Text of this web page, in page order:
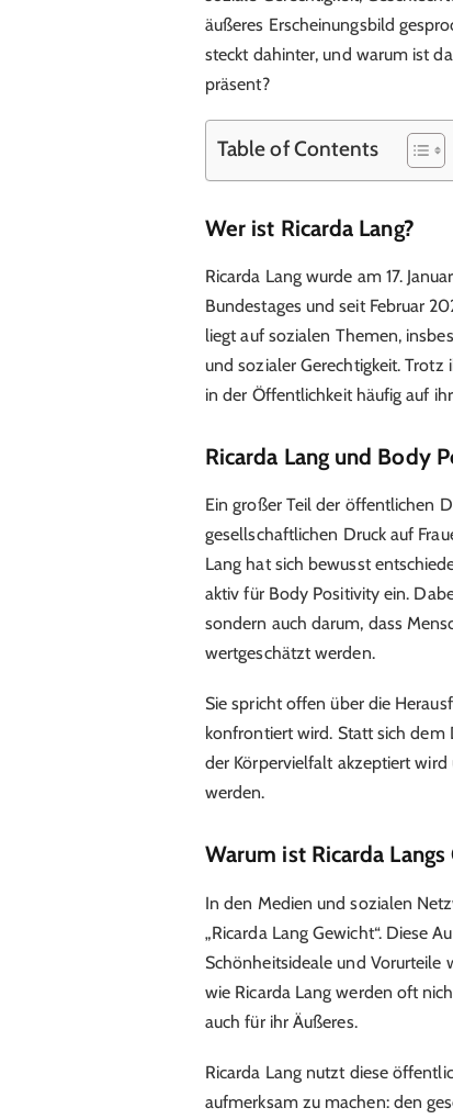
äußeres Erscheinungsbild
steckt dahinter, und warum ist
präsent?
Table of Contents
Wer ist Ricarda Lang?
Ricarda Lang wurde am 17.
Bundestages und seit Februar
liegt auf sozialen Themen,
und sozialer Gerechtigkeit.
in der Öffentlichkeit häufig auf
Ricarda Lang und Body
Ein großer Teil der öffentlichen
gesellschaftlichen Druck auf
Lang hat sich bewusst
aktiv für Body Positivity ein.
sondern auch darum, dass
wertgeschätzt werden.
Sie spricht offen über die
konfrontiert wird. Statt sich dem
der Körpervielfalt akzeptiert
werden.
Warum ist Ricarda
In den Medien und sozialen
„Ricarda Lang Gewicht“. Diese
Schönheitsideale und Vorurteile
wie Ricarda Lang werden oft
auch für ihr Äußeres.
Ricarda Lang nutzt diese
aufmerksam zu machen: den